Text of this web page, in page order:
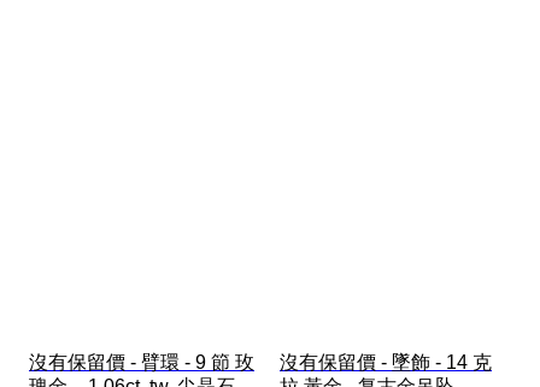
沒有保留價 - 臂環 - 9 節 玫
沒有保留價 - 墜飾 - 14 克